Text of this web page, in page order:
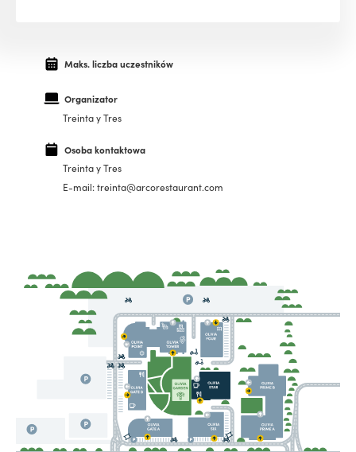
Maks. liczba uczestników
Organizator
Treinta y Tres
Osoba kontaktowa
Treinta y Tres
E-mail: treinta@arcorestaurant.com